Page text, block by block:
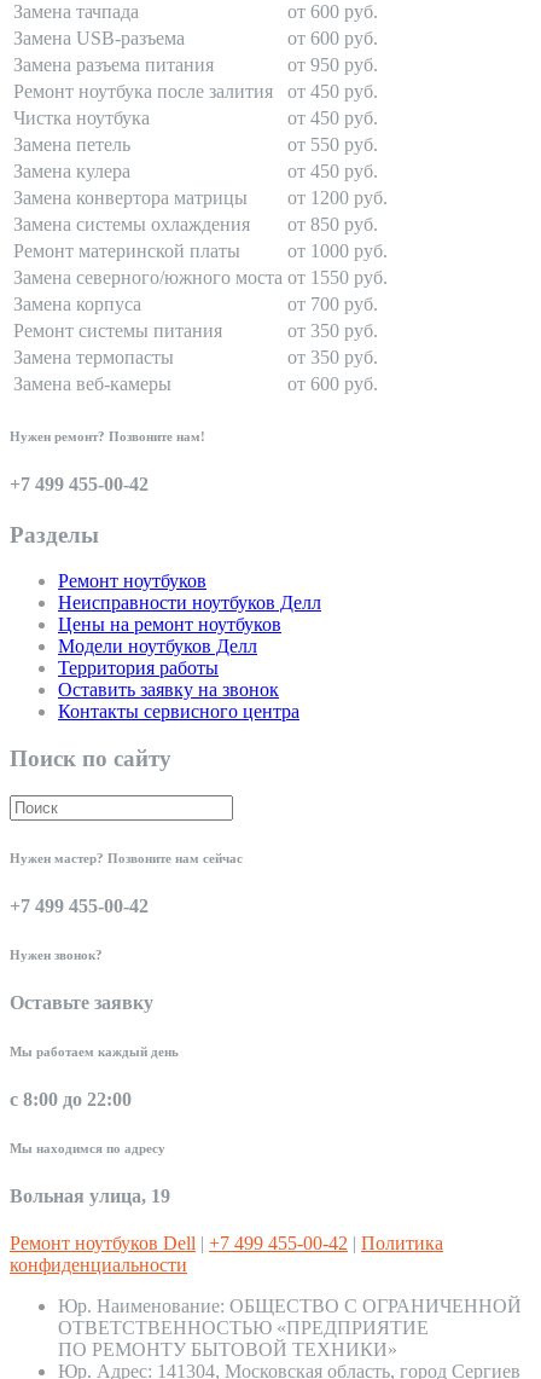
Замена тачпада
от 600 руб.
Замена USB-разъема
от 600 руб.
Замена разъема питания
от 950 руб.
Ремонт ноутбука после залития
от 450 руб.
Чистка ноутбука
от 450 руб.
Замена петель
от 550 руб.
Замена кулера
от 450 руб.
Замена конвертора матрицы
от 1200 руб.
Замена системы охлаждения
от 850 руб.
Ремонт материнской платы
от 1000 руб.
Замена северного/южного моста от 1550 руб.
Замена корпуса
от 700 руб.
Ремонт системы питания
от 350 руб.
Замена термопасты
от 350 руб.
Замена веб-камеры
от 600 руб.
Нужен ремонт? Позвоните нам!
+7 499 455-00-42
Разделы
Ремонт ноутбуков
Неисправности ноутбуков Делл
Цены на ремонт ноутбуков
Модели ноутбуков Делл
Территория работы
Оставить заявку на звонок
Контакты сервисного центра
Поиск по сайту
Нужен мастер? Позвоните нам сейчас
+7 499 455-00-42
Нужен звонок?
Оставьте заявку
Мы работаем каждый день
с 8:00 до 22:00
Мы находимся по адресу
Вольная улица, 19
Ремонт ноутбуков Dell | +7 499 455-00-42 | Политика
конфиденциальности
Юр. Наименование: ОБЩЕСТВО С ОГРАНИЧЕННОЙ
ОТВЕТСТВЕННОСТЬЮ «ПРЕДПРИЯТИЕ
ПО РЕМОНТУ БЫТОВОЙ ТЕХНИКИ»
Юр. Адрес: 141304, Московская область, город Сергиев